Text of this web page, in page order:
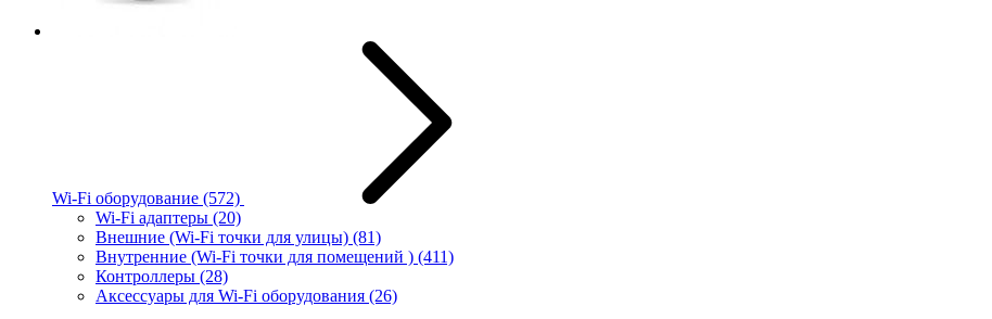
Wi-Fi оборудование (572)
Wi-Fi адаптеры (20)
Внешние (Wi-Fi точки для улицы) (81)
Внутренние (Wi-Fi точки для помещений ) (411)
Контроллеры (28)
Аксессуары для Wi-Fi оборудования (26)